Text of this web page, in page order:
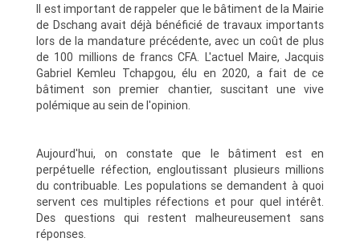
Il est important de rappeler que le bâtiment de la Mairie
de Dschang avait déjà bénéficié de travaux importants
lors de la mandature précédente, avec un coût de plus
de 100 millions de francs CFA. L'actuel Maire, Jacquis
Gabriel Kemleu Tchapgou, élu en 2020, a fait de ce
bâtiment son premier chantier, suscitant une vive
polémique au sein de l'opinion.
Aujourd'hui, on constate que le bâtiment est en
perpétuelle réfection, engloutissant plusieurs millions
du contribuable. Les populations se demandent à quoi
servent ces multiples réfections et pour quel intérêt.
Des questions qui restent malheureusement sans
réponses.